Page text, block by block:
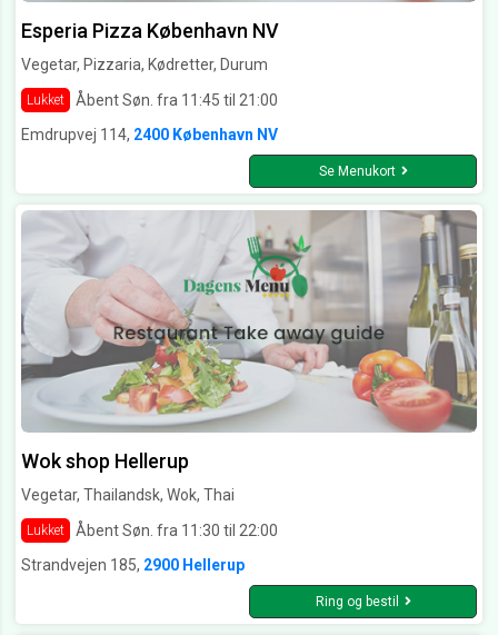
Esperia Pizza København NV
Vegetar, Pizzaria, Kødretter, Durum
Lukket
Åbent Søn. fra 11:45 til 21:00
Emdrupvej 114, 2400 København NV
Se Menukort
Wok shop Hellerup
Vegetar, Thailandsk, Wok, Thai
Lukket
Åbent Søn. fra 11:30 til 22:00
Strandvejen 185, 2900 Hellerup
Ring og bestil